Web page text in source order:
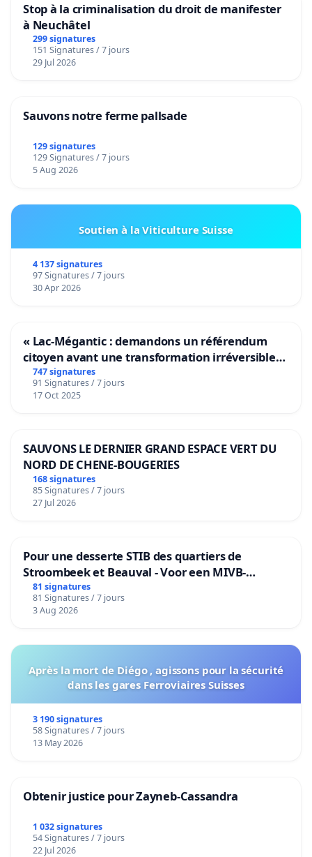
Stop à la criminalisation du droit de manifester
à Neuchâtel
299 signatures
151 Signatures / 7 jours
29 Jul 2026
Sauvons notre ferme pallsade
129 signatures
129 Signatures / 7 jours
5 Aug 2026
Soutien à la Viticulture Suisse
4 137 signatures
97 Signatures / 7 jours
30 Apr 2026
« Lac-Mégantic : demandons un référendum
citoyen avant une transformation irréversible
de notre territoire »
747 signatures
91 Signatures / 7 jours
17 Oct 2025
SAUVONS LE DERNIER GRAND ESPACE VERT DU
NORD DE CHENE-BOUGERIES
168 signatures
85 Signatures / 7 jours
27 Jul 2026
Pour une desserte STIB des quartiers de
Stroombeek et Beauval - Voor een MIVB-
bediening van de wijken Strombeek en Het
Voor
81 signatures
81 Signatures / 7 jours
3 Aug 2026
Après la mort de Diégo , agissons pour la sécurité
dans les gares Ferroviaires Suisses
3 190 signatures
58 Signatures / 7 jours
13 May 2026
Obtenir justice pour Zayneb-Cassandra
1 032 signatures
54 Signatures / 7 jours
22 Jul 2026